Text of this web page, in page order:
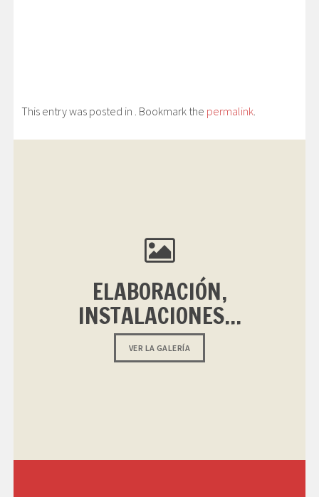
This entry was posted in . Bookmark the permalink
ELABORACIÓN,
INSTALACIONES...
VER LA GALERÍA